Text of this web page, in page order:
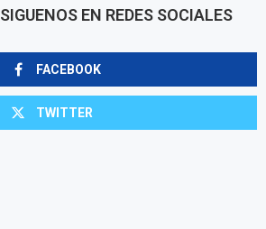
SIGUENOS EN REDES SOCIALES
FACEBOOK
TWITTER